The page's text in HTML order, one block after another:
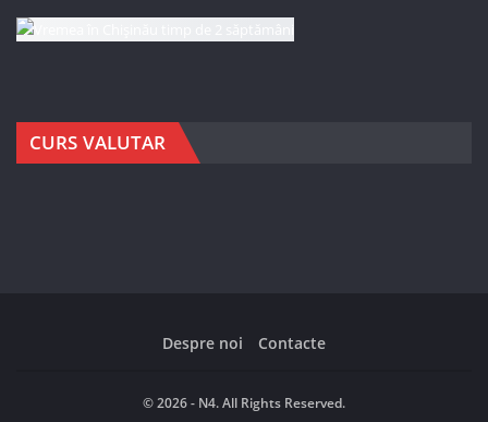
CURS VALUTAR
Despre noi Contacte
© 2026 - N4. All Rights Reserved.